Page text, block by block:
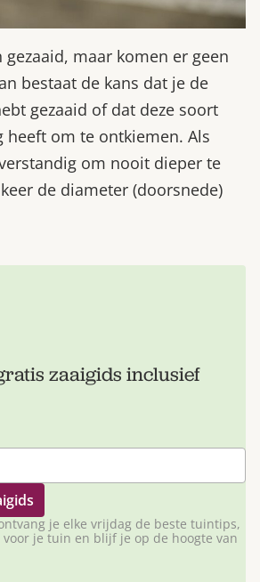
gezaaid, maar komen er geen
bestaat de kans dat je de
gezaaid of dat deze soort
heeft om te ontkiemen. Als
om nooit dieper te
de diameter (doorsnede)
zaaigids inclusief
je elke vrijdag de beste tuintips,
je tuin en blijf je op de hoogte van